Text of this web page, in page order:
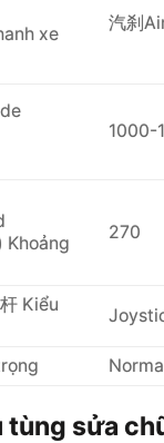
xe
汽刹
1000-
Khoảng
270
Kiểu
tùng sửa